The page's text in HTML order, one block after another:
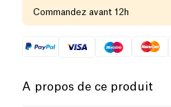
Commandez avant 12h
A propos de ce produit